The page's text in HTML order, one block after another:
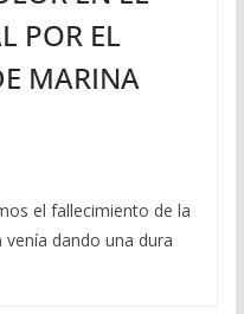
POR EL
MARINA
el fallecimiento de la
dando una dura